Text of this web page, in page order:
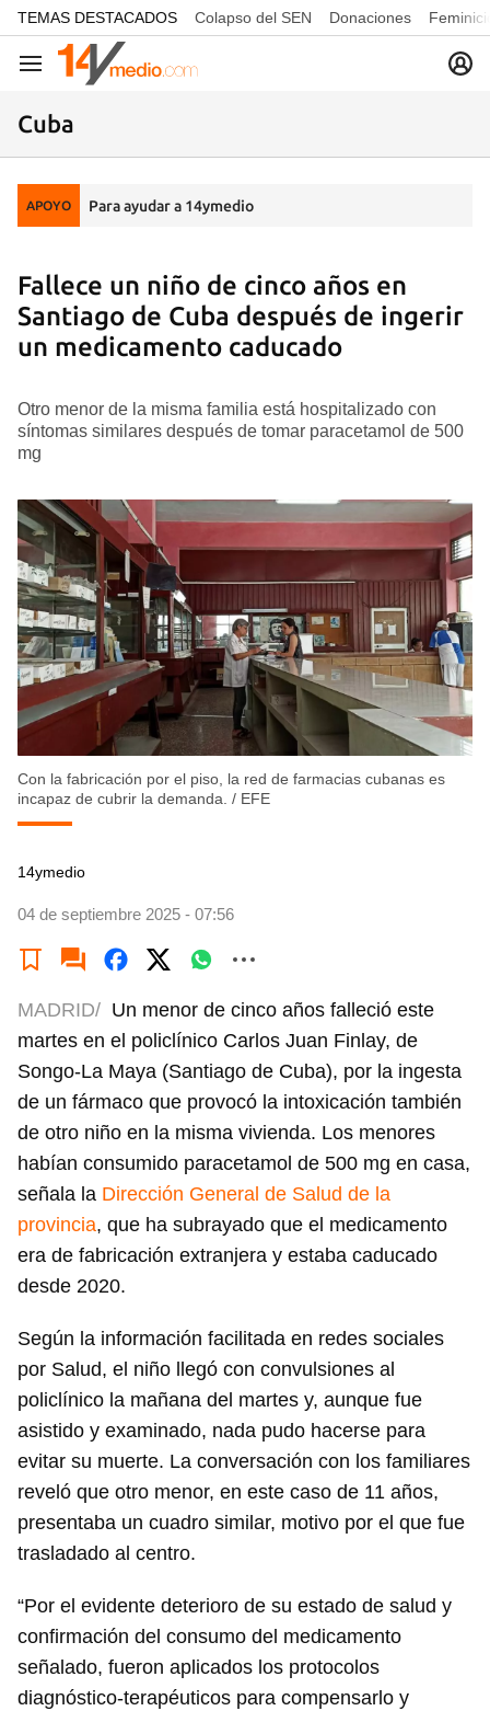
common.go-to-content
TEMAS DESTACADOS Colapso del SEN Donaciones
Navegación
Cuba
APOYO Para ayudar a 14ymedio
Fallece un niño de cinco años en
Santiago de Cuba después de ingerir
un medicamento caducado
Otro menor de la misma familia está hospitalizado con
síntomas similares después de tomar paracetamol de 500
mg
Con la fabricación por el piso, la red de farmacias cubanas es
incapaz de cubrir la demanda. / EFE
14ymedio
04 de septiembre 2025 - 07:56
MADRID/ Un menor de cinco años falleció este
martes en el policlínico Carlos Juan Finlay, de
Songo-La Maya (Santiago de Cuba), por la ingesta
de un fármaco que provocó la intoxicación también
de otro niño en la misma vivienda. Los menores
habían consumido paracetamol de 500 mg en casa,
señala la Dirección General de Salud de la
provincia, que ha subrayado que el medicamento
era de fabricación extranjera y estaba caducado
desde 2020.
Según la información facilitada en redes sociales
por Salud, el niño llegó con convulsiones al
policlínico la mañana del martes y, aunque fue
asistido y examinado, nada pudo hacerse para
evitar su muerte. La conversación con los familiares
reveló que otro menor, en este caso de 11 años,
presentaba un cuadro similar, motivo por el que fue
trasladado al centro.
“Por el evidente deterioro de su estado de salud y
confirmación del consumo del medicamento
señalado, fueron aplicados los protocolos
diagnóstico-terapéuticos para compensarlo y